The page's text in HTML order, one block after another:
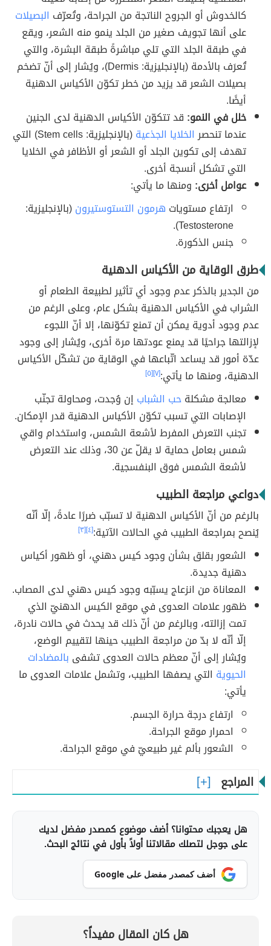
كالخدوش أو الجروح الناتجة من الجراحة، وتُعرّف البصيلات
على أنها تجويف صغير من الجلد ينمو منه الشعر، ويقع
في طبقة الجلد التي تلي مباشرةً طبقة البشرة، والتي
تُعرَف بالأدمة (بالإنجليزية: Dermis)، ويُشار إلى أنّ تضخم
بصيلات الشعر قد يزيد من خطر تكوّن الأكياس الدهنية
أيضًا.
خلل في النمو: قد تتكوّن الأكياس الدهنية لدى الجنين
عندما تنحصرالخلايا الجذعية
(بالإنجليزية: Stem cells) التي
تهدف إلى تكوين الجلد أو الشعر أو الأظافر في الخلايا
التي تشكل أنسجة أخرى.
عوامل أخرى: ومنها ما يأتي:
ارتفاع مستويات هرمون التستوستيرون(بالإنجليزية:
Testosterone).
جنس الذكورة.
طرق الوقاية من الأكياس الدهنية
من الجدير بالذكر عدم وجود أي تأثير لطبيعة الطعام أو
الشراب في الأكياس الدهنية بشكل عام، وعلى الرغم من
عدم وجود أدوية يمكن أن تمنع تكوّنها، إلا أنّ اللجوء
لإزالتها جراحيًا قد يمنع عودتها مرة أخرى، ويُشار إلى وجود
عدّة أمور قد يساعد اتّباعها في الوقاية من تشكّل الأكياس
الدهنية، ومنها ما يأتي:[٧] [٥]
معالجة مشكلةحب الشباب إن وُجدت، ومحاولة تجنّب
الإصابات التي تسبب تكوّن الأكياس الدهنية قدر الإمكان.
تجنب التعرض المفرط لأشعة الشمس، واستخدام واقي
شمس بعامل حماية لا يقلّ عن 30، وذلك عند التعرض
لأشعة الشمس فوق البنفسجية.
دواعي مراجعة الطبيب
بالرغم من أنّ الأكياس الدهنية لا تسبّب ضررًا عادةً، إلّا أنّه
يُنصح بمراجعة الطبيب في الحالات الآتية:[٤] [٣]
الشعور بقلق بشأن وجود كيس دهني، أو ظهور أكياس
دهنية جديدة.
المعاناة من انزعاج يسبّبه وجود كيس دهني لدى المصاب.
ظهور علامات العدوى في موقع الكيس الدهنيّ الذي
تمت إزالته، وبالرغم من أنّ ذلك قد يحدث في حالات نادرة،
إلّا أنّه لا بدّ من مراجعة الطبيب حينها لتقييم الوضع،
ويُشار إلى أنّ معظم حالات العدوى تشفى بالمضادات
الحيوية التي يصفها الطبيب، وتشمل علامات العدوى ما
يأتي:
ارتفاع درجة حرارة الجسم.
احمرار موقع الجراحة.
الشعور بألم غير طبيعيّ في موقع الجراحة.
المراجع
هل يعجبك محتوانا؟ أضف موضوع كمصدر مفضل لديك
على جوجل لتصلك مقالاتنا أولاً بأول في نتائج البحث.
أضف كمصدر مفضل على Google
هل كان المقال مفيداً؟